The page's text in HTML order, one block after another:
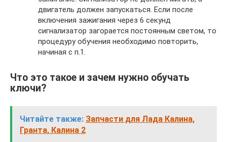
двигатель должен запускаться. Если после
включения зажигания через 6 секунд
сигнализатор загорается постоянным светом, то
процедуру обучения необходимо повторить,
начиная с п.1.
Что это такое и зачем нужно обучать
ключи?
Читайте также: Запчасти для Лада Калина,
Гранта, Калина 2